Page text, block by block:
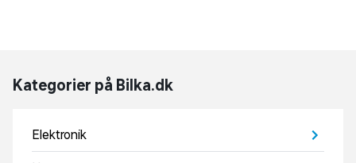
Kategorier på Bilka.dk
Elektronik